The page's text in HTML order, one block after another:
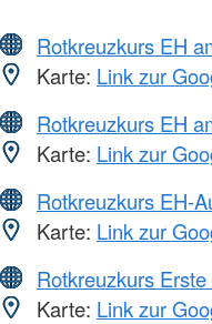
Rotkreuzkurs EH
Karte: Link zur
Rotkreuzkurs EH
Karte: Link zur
Rotkreuzkurs EH-
Karte: Link zur
Rotkreuzkurs
Karte: Link zur